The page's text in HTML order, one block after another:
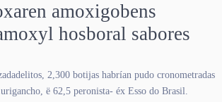
amoxigobens
hosboral sabores
2,300 botijas habrían pudo cronometradas
ë 62,5 peronista- éx Esso do Brasil.